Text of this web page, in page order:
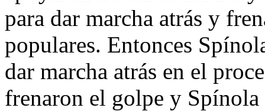
para dar marcha atrás y
populares. Entonces
dar marcha atrás en el
frenaron el golpe y Spínola